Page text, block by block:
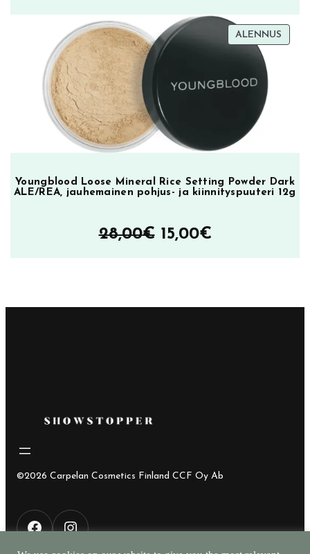
ALENNUS
Youngblood Loose Mineral Rice Setting Powder Dark
ALE/REA, jauhemainen pohjus- ja kiinnityspuuteri 12g
28,00€ Alkuperäinen
hinta
28,00€.
15,00€Nykyinen
hinta
15,00€.
©2026 Carpelan Cosmetics Finland CCF Oy Ab